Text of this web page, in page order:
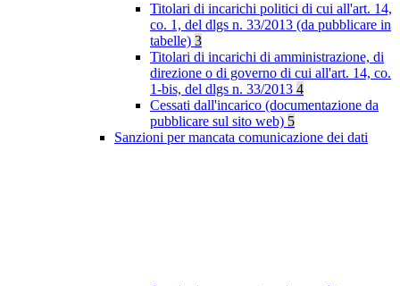
Titolari di incarichi politici di cui all'art. 14,
co. 1, del dlgs n. 33/2013 (da pubblicare in
tabelle) 3
Titolari di incarichi di amministrazione, di
direzione o di governo di cui all'art. 14, co.
1-bis, del dlgs n. 33/2013 4
Cessati dall'incarico (documentazione da
pubblicare sul sito web) 5
Sanzioni per mancata comunicazione dei dati